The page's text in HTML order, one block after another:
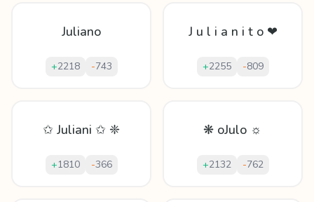
Juliano
+2218 -743
J u l i a n i t o ❤
+2255 -809
✩ Juliani ✩ ❈
+1810 -366
❋ oJulo ☼
+2132 -762